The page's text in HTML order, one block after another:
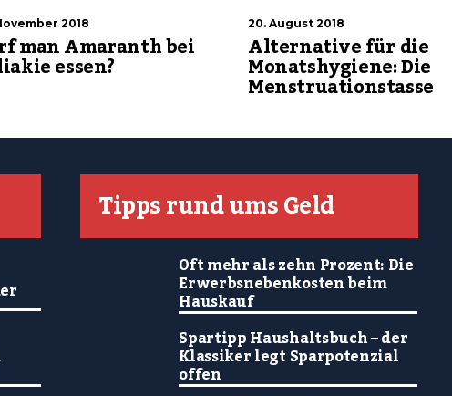
2018
man Amaranth bei
essen?
20. August 2018
Alternative für die
Monatshygiene: Die
Menstruationstasse
Tipps rund ums Geld
Oft mehr als zehn Prozent: Die
Erwerbsnebenkosten beim
Hauskauf
Spartipp Haushaltsbuch – der
Klassiker legt Sparpotenzial
offen